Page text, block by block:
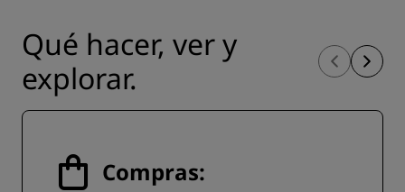
Qué hacer, ver y
explorar.
Compras: